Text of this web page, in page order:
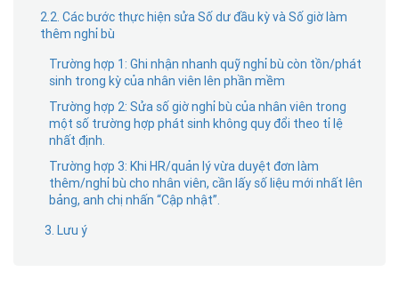
2.2. Các bước thực hiện sửa Số dư đầu kỳ và Số giờ làm
thêm nghỉ bù
Trường hợp 1: Ghi nhận nhanh quỹ nghỉ bù còn tồn/phát
sinh trong kỳ của nhân viên lên phần mềm
Trường hợp 2: Sửa số giờ nghỉ bù của nhân viên trong
một số trường hợp phát sinh không quy đổi theo tỉ lệ
nhất định.
Trường hợp 3: Khi HR/quản lý vừa duyệt đơn làm
thêm/nghỉ bù cho nhân viên, cần lấy số liệu mới nhất lên
bảng, anh chị nhấn “Cập nhật”.
3. Lưu ý